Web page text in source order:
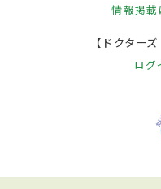
情報掲載
【ドクター
ログ